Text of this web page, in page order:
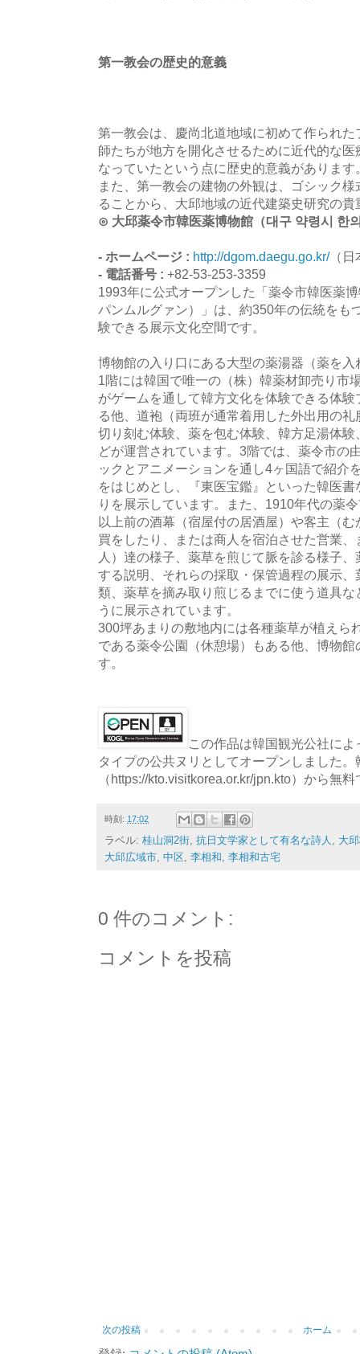
第一教会の歴史的意義
第一教会は、慶尚北道地域に初めて作られ
師たちが地方を開化させるために近代的な
なっていたという点に歴史的意義があります
また、第一教会の建物の外観は、ゴシック
ることから、大邱地域の近代建築史研究の
⊙ 大邱薬令市韓医薬博物館（대구 약령시 한
- ホームページ : http://dgom.daegu.go.kr/（日
- 電話番号 : +82-53-253-3359
1993年に公式オープンした「薬令市韓医薬
パンムルグァン）」は、約350年の伝統をも
験できる展示文化空間です。
博物館の入り口にある大型の薬湯器（薬を
1階には韓国で唯一の（株）韓薬材卸売り市
がゲームを通して韓方文化を体験できる体
る他、道袍（両班が通常着用した外出用の
切り刻む体験、薬を包む体験、韓方足湯体
どが運営されています。3階では、薬令市の
ックとアニメーションを通し4ヶ国語で紹介
をはじめとし、『東医宝鑑』といった韓医
りを展示しています。また、1910年代の薬
以上前の酒幕（宿屋付の居酒屋）や客主（
買をしたり、または商人を宿泊させた営業
人）達の様子、薬草を煎じて脈を診る様子
する説明、それらの採取・保管過程の展示
類、薬草を摘み取り煎じるまでに使う道具
うに展示されています。
300坪あまりの敷地内には各種薬草が植えら
である薬令公園（休憩場）もある他、博物
す。
この作品は韓国観光公社に
タイプの公共ヌリとしてオープンしました。
（https://kto.visitkorea.or.kr/jpn.kto）から無
時刻: 17:02
ラベル: 桂山洞2街, 抗日文学家として有名な詩人 , 大
大邱広域市, 中区, 李相和, 李相和古宅
0 件のコメント:
コメントを投稿
次の投稿 ホーム